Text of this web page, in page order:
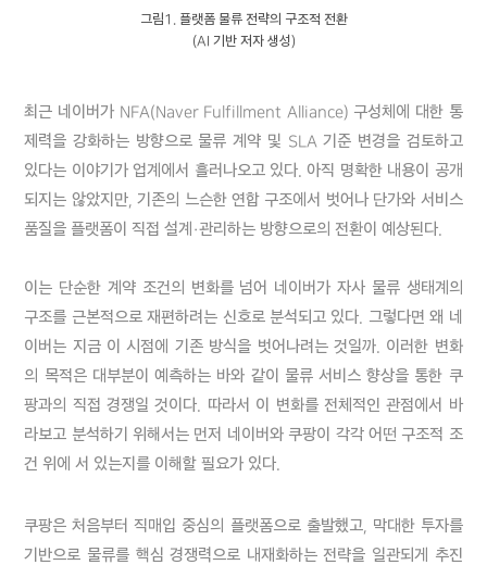
그림1. 플랫폼 물류 전략의 구조적 전환
AI 기반 저자 생성
최근 네이버가 NFA(Naver Fulfillment Alliance) 구성체에 대한 통
제력을 강화하는 방향으로 물류 계약 및 SLA 기준 변경을 검토하고
있다는 이야기가 업계에서 흘러나오고 있다. 아직 명확한 내용이 공개
되지는 않았지만, 기존의 느슨한 연합 구조에서 벗어나 단가와 서비스
품질을 플랫폼이 직접 설계·관리하는 방향으로의 전환이 예상된다.
이는 단순한 계약 조건의 변화를 넘어 네이버가 자사 물류 생태계의
구조를 근본적으로 재편하려는 신호로 분석되고 있다. 그렇다면 왜 네
이버는 지금 이 시점에 기존 방식을 벗어나려는 것일까. 이러한 변화
의 목적은 대부분이 예측하는 바와 같이 물류 서비스 향상을 통한 쿠
팡과의 직접 경쟁일 것이다. 따라서 이 변화를 전체적인 관점에서 바
라보고 분석하기 위해서는 먼저 네이버와 쿠팡이 각각 어떤 구조적 조
건 위에 서 있는지를 이해할 필요가 있다.
쿠팡은 처음부터 직매입 중심의 플랫폼으로 출발했고, 막대한 투자를
기반으로 물류를 핵심 경쟁력으로 내재화하는 전략을 일관되게 추진